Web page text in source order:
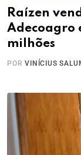
Raízen
Adecoagro
milhões
PORVINÍCIUS